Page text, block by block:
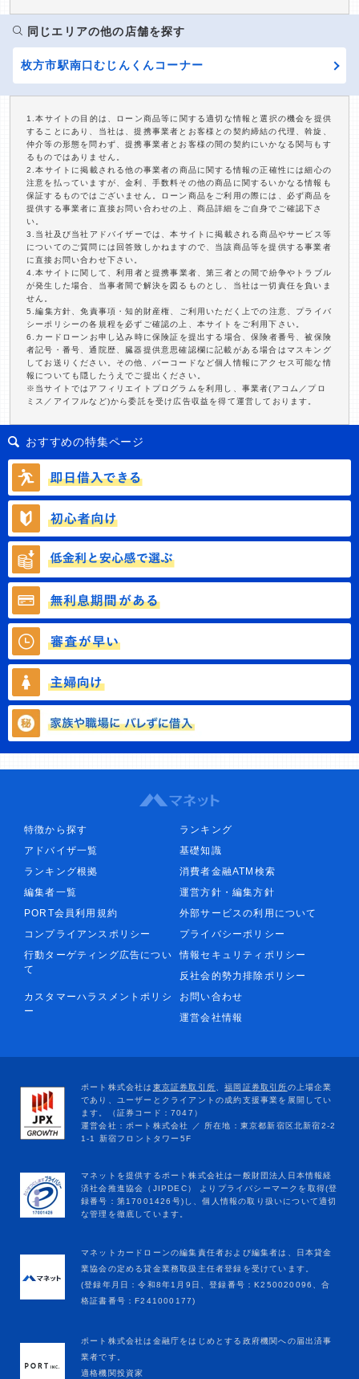
同じエリアの他の店舗を探す
枚方市駅南口むじんくんコーナー
1.本サイトの目的は、ローン商品等に関する適切な情報と選択の機会を提供
することにあり、当社は、提携事業者とお客様との契約締結の代理、斡旋、
仲介等の形態を問わず、提携事業者とお客様の間の契約にいかなる関与もす
るものではありません。
2.本サイトに掲載される他の事業者の商品に関する情報の正確性には細心の
注意を払っていますが、金利、手数料その他の商品に関するいかなる情報も
保証するものではございません。ローン商品をご利用の際には、必ず商品を
提供する事業者に直接お問い合わせの上、商品詳細をご自身でご確認下さ
い。
3.当社及び当社アドバイザーでは、本サイトに掲載される商品やサービス等
についてのご質問には回答致しかねますので、当該商品等を提供する事業者
に直接お問い合わせ下さい。
4.本サイトに関して、利用者と提携事業者、第三者との間で紛争やトラブル
が発生した場合、当事者間で解決を図るものとし、当社は一切責任を負いま
せん。
5.編集方針、免責事項・知的財産権、ご利用いただく上での注意、プライバ
シーポリシーの各規程を必ずご確認の上、本サイトをご利用下さい。
6.カードローンお申し込み時に保険証を提出する場合、保険者番号、被保険
者記号・番号、通院歴、臓器提供意思確認欄に記載がある場合はマスキング
してお送りください。その他、バーコードなど個人情報にアクセス可能な情
報についても隠したうえでご提出ください。
※当サイトではアフィリエイトプログラムを利用し、事業者(アコム／プロ
ミス／アイフルなど)から委託を受け広告収益を得て運営しております。
おすすめの特集ページ
特徴から探す
ランキング
アドバイザ一覧
基礎知識
ランキング根拠
消費者金融ATM検索
編集者一覧
運営方針・編集方針
PORT会員利用規約
外部サービスの利用について
コンプライアンスポリシー
プライバシーポリシー
行動ターゲティング広告につい
て
情報セキュリティポリシー
反社会的勢力排除ポリシー
カスタマーハラスメントポリシ
ー
お問い合わせ
運営会社情報
マネットカードローンの編集責任者および編集者は、日本貸金
業協会の定める貸金業務取扱主任者登録を受けています。
(登録年月日：令和8年1月9日、登録番号：K250020096、合
格証書番号：F241000177)
ポート株式会社は金融庁をはじめとする政府機関への届出済事
業者です。
適格機関投資家